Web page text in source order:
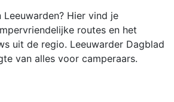
Hier vind je
routes en het
uit de regio. Leeuwarder Dagblad
van alles voor camperaars.